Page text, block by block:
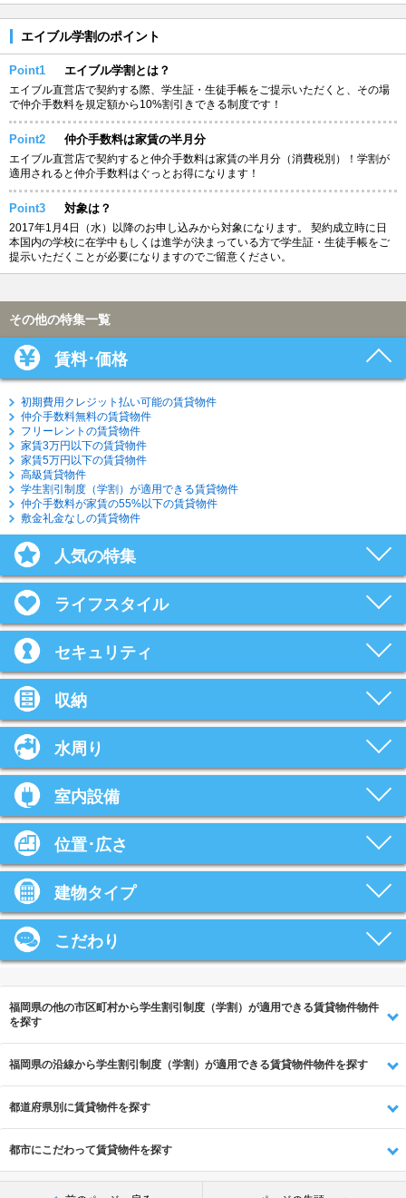
エイブル学割のポイント
Point1 エイブル学割とは？
エイブル直営店で契約する際、学生証・生徒手帳をご提示いただくと、その場
で仲介手数料を規定額から10%割引きできる制度です！
Point2 仲介手数料は家賃の半月分
エイブル直営店で契約すると仲介手数料は家賃の半月分（消費税別）！学割が
適用されると仲介手数料はぐっとお得になります！
Point3 対象は？
2017年1月4日（水）以降のお申し込みから対象になります。 契約成立時に日
本国内の学校に在学中もしくは進学が決まっている方で学生証・生徒手帳をご
提示いただくことが必要になりますのでご留意ください。
その他の特集一覧
賃料･価格
初期費用クレジット払い可能の賃貸物件
仲介手数料無料の賃貸物件
フリーレントの賃貸物件
家賃3万円以下の賃貸物件
家賃5万円以下の賃貸物件
高級賃貸物件
学生割引制度（学割）が適用できる賃貸物件
仲介手数料が家賃の55%以下の賃貸物件
敷金礼金なしの賃貸物件
人気の特集
ライフスタイル
セキュリティ
収納
水周り
室内設備
位置･広さ
建物タイプ
こだわり
福岡県の他の市区町村から学生割引制度（学割）が適用できる賃貸物件物件
を探す
福岡県の沿線から学生割引制度（学割）が適用できる賃貸物件物件を探す
都道府県別に賃貸物件を探す
都市にこだわって賃貸物件を探す